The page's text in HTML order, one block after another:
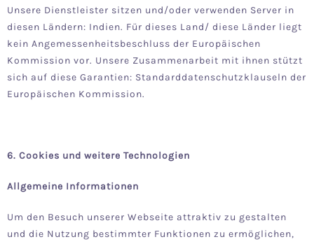
Unsere Dienstleister sitzen und/oder verwenden Server in
diesen Ländern: Indien. Für dieses Land/ diese Länder liegt
kein Angemessenheitsbeschluss der Europäischen
Kommission vor. Unsere Zusammenarbeit mit ihnen stützt
sich auf diese Garantien: Standarddatenschutzklauseln der
Europäischen Kommission.
6. Cookies und weitere Technologien
Allgemeine Informationen
Um den Besuch unserer Webseite attraktiv zu gestalten
und die Nutzung bestimmter Funktionen zu ermöglichen,